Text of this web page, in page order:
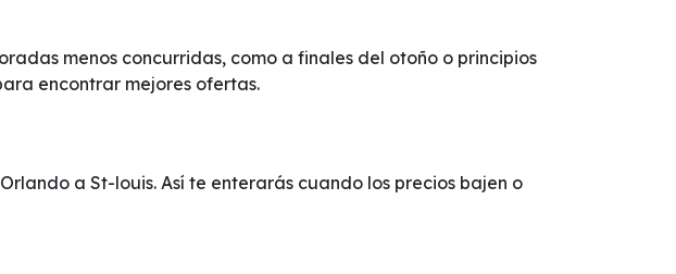
menos concurridas, como a finales del otoño o principios
encontrar mejores ofertas.
a St-louis. Así te enterarás cuando los precios bajen o